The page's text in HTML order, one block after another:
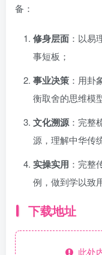
备：
修身层面 ：以易
事短板；
事业决策 ：用卦
衡取舍的思维模
文化溯源 ：完整
源，理解中华传
实操实用 ：完整
例，做到学以致用
下载地址
此处